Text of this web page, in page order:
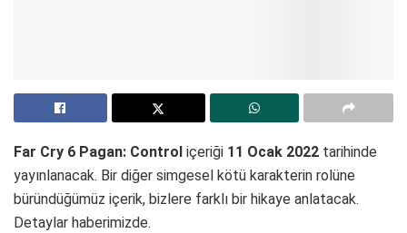
Far Cry 6 Pagan: Control içeriği 11 Ocak 2022 tarihinde
yayınlanacak. Bir diğer simgesel kötü karakterin rolüne
büründüğümüz içerik, bizlere farklı bir hikaye anlatacak.
Detaylar haberimizde.